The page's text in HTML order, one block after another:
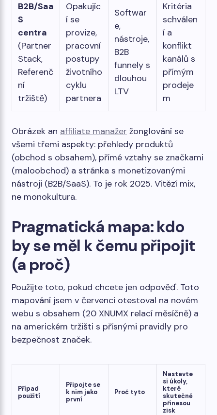
B2B/Saa
S
centra
(Partner
Stack,
Referenč
ní
tržiště)
Opakujíc
í se
provize,
pracovní
postupy
životního
cyklu
partnera
Softwar
e,
nástroje,
B2B
funnely s
dlouhou
LTV
Kritéria
schválen
í a
konflikt
kanálů s
přímým
prodeje
m
Obrázek an affiliate manažer žonglování se
všemi třemi aspekty: přehledy produktů
(obchod s obsahem), přímé vztahy se značkami
(maloobchod) a stránka s monetizovanými
nástroji (B2B/SaaS). To je rok 2025. Vítězí mix,
ne monokultura.
Pragmatická mapa: kdo
by se měl k čemu připojit
(a proč)
Použijte toto, pokud chcete jen odpověď. Toto
mapování jsem v červenci otestoval na novém
webu s obsahem (20 XNUMX relací měsíčně) a
na americkém tržišti s přísnými pravidly pro
bezpečnost značek.
Případ
použití
Připojte se
k nim jako
první
Proč tyto
Nastavte
si úkoly,
které
skutečně
přinesou
zisk